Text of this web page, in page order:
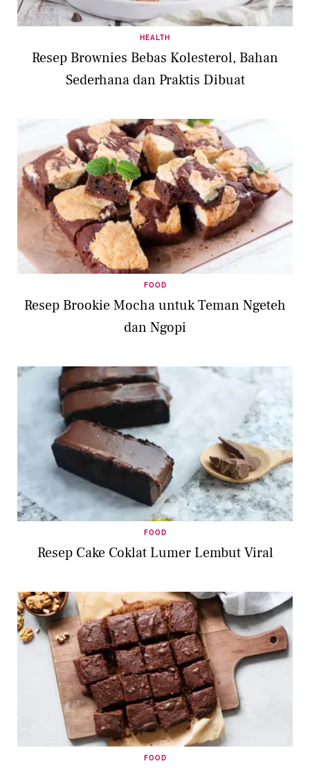
HEALTH
Resep Brownies Bebas Kolesterol, Bahan
Sederhana dan Praktis Dibuat
FOOD
Resep Brookie Mocha untuk Teman Ngeteh
dan Ngopi
FOOD
Resep Cake Coklat Lumer Lembut Viral
FOOD